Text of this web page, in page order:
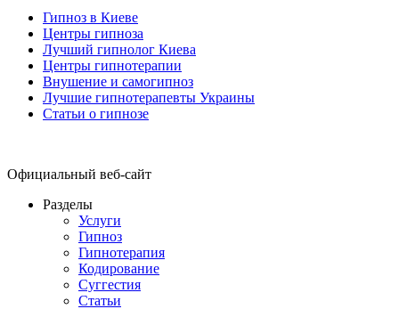
Гипноз в Киеве
Центры гипноза
Лучший гипнолог Киева
Центры гипнотерапии
Внушение и самогипноз
Лучшие гипнотерапевты Украины
Статьи о гипнозе
Официальный веб-сайт
Разделы
Услуги
Гипноз
Гипнотерапия
Кодирование
Суггестия
Статьи